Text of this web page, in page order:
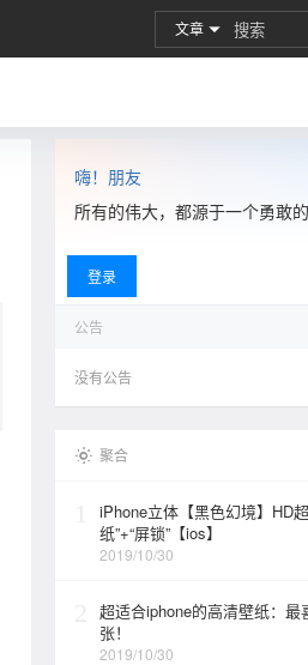
文章
嗨！朋友
所有的伟大，都源于一个勇敢
登录
公告
没有公告
聚合
iPhone立体【黑色幻境】HD
纸”+“屏锁”【ios】
2019/10/30
超适合iphone的高清壁纸：最
张！
2019/10/30